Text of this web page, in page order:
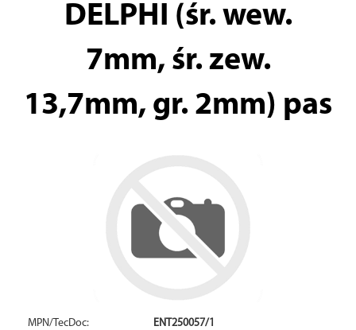
DELPHI (śr. wew.
7mm, śr. zew.
13,7mm, gr. 2mm) pas
MPN/TecDoc: ENT250057/1